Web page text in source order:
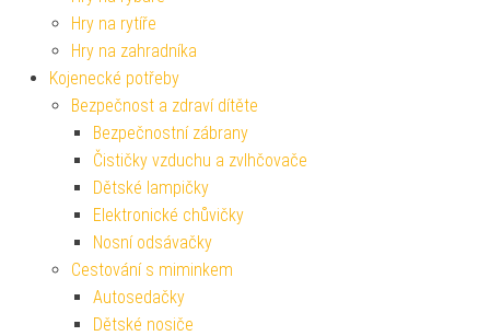
Hry na rytíře
Hry na zahradníka
Kojenecké potřeby
Bezpečnost a zdraví dítěte
Bezpečnostní zábrany
Čističky vzduchu a zvlhčovače
Dětské lampičky
Elektronické chůvičky
Nosní odsávačky
Cestování s miminkem
Autosedačky
Dětské nosiče